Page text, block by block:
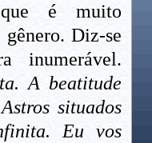
é muito
gênero. Diz-se
inumerável.
A beatitude
situados
Eu vos